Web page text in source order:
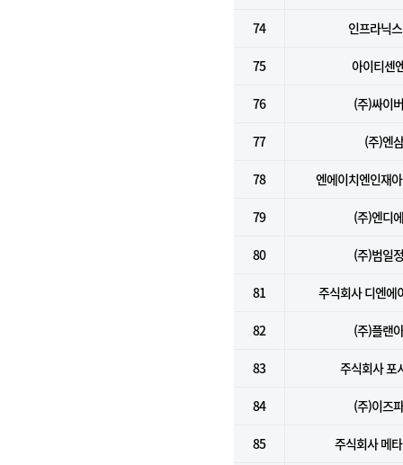
74 인프라닉
75 아이티센
76 (주)싸이
77 (주)엔삼
78 엔에이치엔인재
79 (주)엔디
80 (주)범일
81 주식회사 디엔에
82 (주)플랜
83 주식회사 포
84 (주)이즈
85 주식회사 메